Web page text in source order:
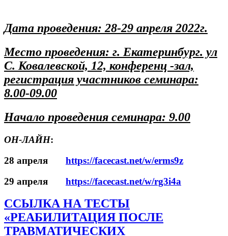
Дата проведения: 28-29 апреля 2022г.
Место проведения: г. Екатеринбург. ул
С. Ковалевской, 12, конференц -зал,
регистрация участников семинара:
8.00-09.00
Начало проведения семинара: 9.00
ОН-ЛАЙН:
28 апреля https://facecast.net/w/erms9z
29 апреля
https://facecast.net/w/rg3i4a
ССЫЛКА НА ТЕСТЫ
«РЕАБИЛИТАЦИЯ ПОСЛЕ
ТРАВМАТИЧЕСКИХ